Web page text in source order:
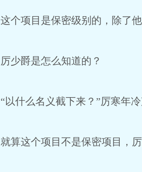
这个项目是保密级别的，除了
厉少爵是怎么知道的？
“以什么名义截下来？”厉寒年冷
就算这个项目不是保密项目，